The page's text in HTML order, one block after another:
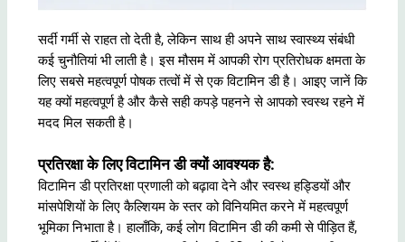
सर्दी गर्मी से राहत तो देती है, लेकिन साथ ही अपने साथ स्वास्थ्य संबंधी
कई चुनौतियां भी लाती है। इस मौसम में आपकी रोग प्रतिरोधक क्षमता के
लिए सबसे महत्वपूर्ण पोषक तत्वों में से एक विटामिन डी है। आइए जानें कि
यह क्यों महत्वपूर्ण है और कैसे सही कपड़े पहनने से आपको स्वस्थ रहने में
मदद मिल सकती है।
प्रतिरक्षा के लिए विटामिन डी क्यों आवश्यक है:
विटामिन डी प्रतिरक्षा प्रणाली को बढ़ावा देने और स्वस्थ हड्डियों और
मांसपेशियों के लिए कैल्शियम के स्तर को विनियमित करने में महत्वपूर्ण
भूमिका निभाता है। हालाँकि, कई लोग विटामिन डी की कमी से पीड़ित हैं,